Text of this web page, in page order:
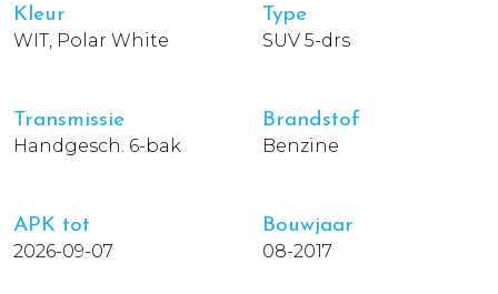
Kleur
WIT, Polar White
Type
SUV 5-drs
Transmissie
Handgesch. 6-bak
Brandstof
Benzine
APK tot
2026-09-07
Bouwjaar
08-2017